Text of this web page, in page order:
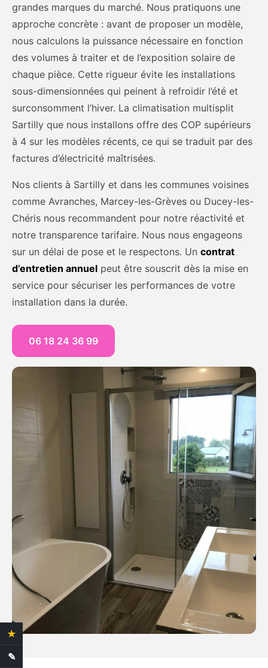
grandes marques du marché. Nous pratiquons une
approche concrète : avant de proposer un modèle,
nous calculons la puissance nécessaire en fonction
des volumes à traiter et de l’exposition solaire de
chaque pièce. Cette rigueur évite les installations
sous-dimensionnées qui peinent à refroidir l’été et
surconsomment l’hiver. La climatisation multisplit
Sartilly que nous installons offre des COP supérieurs
à 4 sur les modèles récents, ce qui se traduit par des
factures d’électricité maîtrisées.
Nos clients à Sartilly et dans les communes voisines
comme Avranches, Marcey-les-Grèves ou Ducey-les-
Chéris nous recommandent pour notre réactivité et
notre transparence tarifaire. Nous nous engageons
sur un délai de pose et le respectons. Un contrat
d’entretien annuel peut être souscrit dès la mise en
service pour sécuriser les performances de votre
installation dans la durée.
06 18 24 36 99
★ 4.4 Avis clients
✎